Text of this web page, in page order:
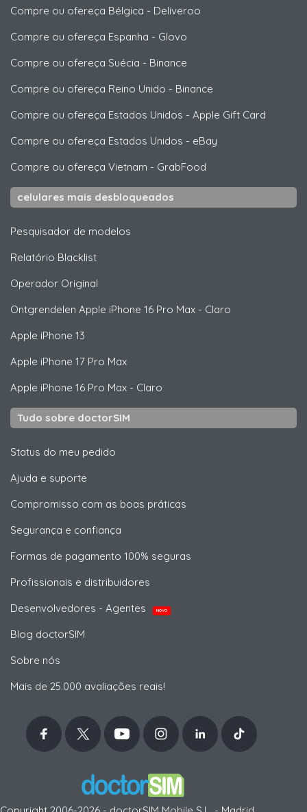
Compre ou ofereça Bélgica - Deliveroo
Compre ou ofereça Espanha - Glovo
Compre ou ofereça Suécia - Binance
Compre ou ofereça Reino Unido - Binance
Compre ou ofereça Estados Unidos - Apple Gift Card
Compre ou ofereça Estados Unidos - eBay
Compre ou ofereça Vietnam - GrabFood
celulares mais desbloqueados
Pesquisador de modelos
Relatório Blacklist
Operador Original
Ontgrendelen Apple iPhone 16 Pro Max - Claro
Apple iPhone 13
Apple iPhone 17 Pro Max
Apple iPhone 16 Pro Max - Claro
Tudo sobre doctorSIM
Status do meu pedido
Ajuda e suporte
Compromisso com as boas práticas
Segurança e confiança
Formas de pagamento 100% seguras
Profissionais e distribuidores
Desenvolvedores - Agentes
NOVO
Blog doctorSIM
Sobre nós
Mais de 25.000 avaliações reais!